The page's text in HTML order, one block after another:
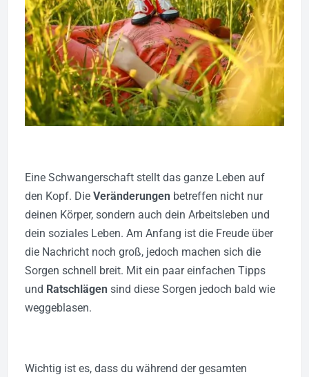
Eine Schwangerschaft stellt das ganze Leben auf
den Kopf. Die Veränderungen betreffen nicht nur
deinen Körper, sondern auch dein Arbeitsleben und
dein soziales Leben. Am Anfang ist die Freude über
die Nachricht noch groß, jedoch machen sich die
Sorgen schnell breit. Mit ein paar einfachen Tipps
und Ratschlägen sind diese Sorgen jedoch bald wie
weggeblasen.
Wichtig ist es, dass du während der gesamten